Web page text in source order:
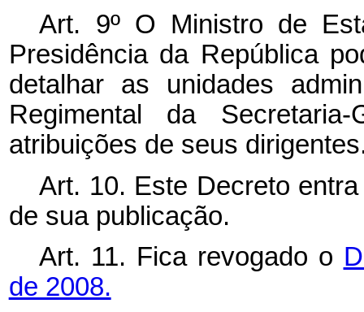
Art. 9º O Ministro de
Presidência da República
detalhar as unidades
Regimental da
atribuições de seus
Art. 10. Este Decreto
de sua publicação.
Art. 11. Fica revogado o
de 2008.